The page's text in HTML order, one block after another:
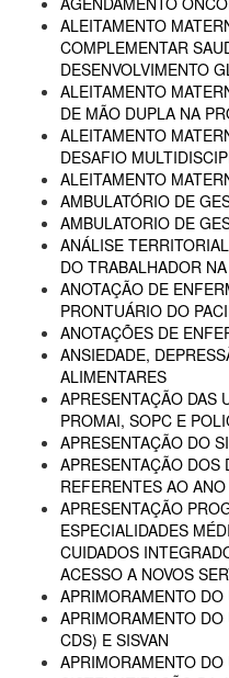
ALEITAMENTO
COMPLEMENTAR
DESENVOLVIMENTO
ALEITAMENTO
DE MÃO DUPLA NA
ALEITAMENTO
DESAFIO
ALEITAMENTO
AMBULATÓRIO DE
AMBULATORIO DE
ANÁLISE
DO TRABALHADOR
ANOTAÇÃO DE
PRONTUÁRIO DO
ANOTAÇÕES DE
ANSIEDADE,
ALIMENTARES
APRESENTAÇÃO DAS
PROMAI, SOPC E
APRESENTAÇÃO DO
APRESENTAÇÃO DOS
REFERENTES AO
APRESENTAÇÃO
ESPECIALIDADES
CUIDADOS
ACESSO A NOVOS
APRIMORAMENTO
APRIMORAMENTO
CDS) E SISVAN
APRIMORAMENTO